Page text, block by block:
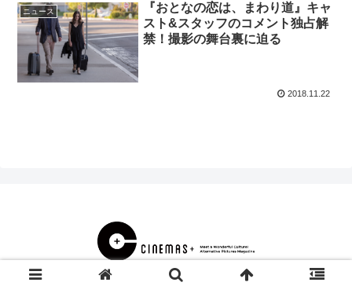
ニュース
『おとなの恋は、まわり道』キャ
スト&スタッフのコメント独占解
禁！撮影の舞台裏に迫る
2018.11.22
© 2000 CINEMAS＋.